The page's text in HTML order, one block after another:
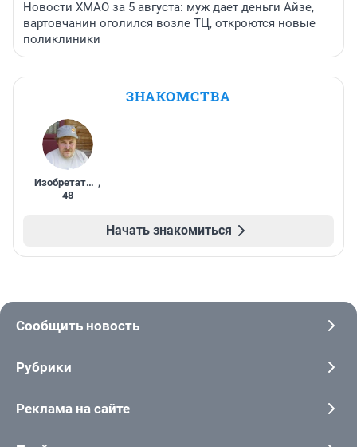
Новости ХМАО за 5 августа: муж дает деньги Айзе,
вартовчанин оголился возле ТЦ, откроются новые
поликлиники
ЗНАКОМСТВА
Изобретатель ,
48
Начать знакомиться
Сообщить новость
Рубрики
Реклама на сайте